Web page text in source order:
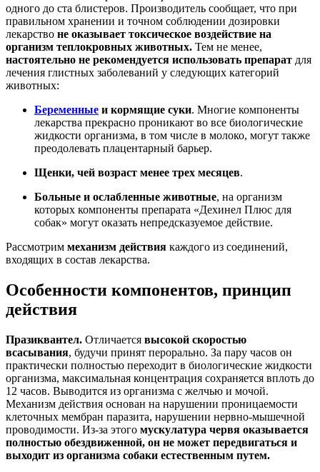
одного до ста блистеров. Производитель сообщает, что при
правильном хранении и точном соблюдении дозировки
лекарство не оказывает токсическое воздействие на
организм теплокровных животных. Тем не менее,
настоятельно не рекомендуется использовать препарат для
лечения глистных заболеваний у следующих категорий
животных:
Беременные и кормящие суки. Многие компоненты
лекарства прекрасно проникают во все биологические
жидкости организма, в том числе в молоко, могут также
преодолевать плацентарный барьер.
Щенки, чей возраст менее трех месяцев.
Больные и ослабленные животные, на организм
которых компоненты препарата «Дехинел Плюс для
собак» могут оказать непредсказуемое действие.
Рассмотрим механизм действия каждого из соединений,
входящих в состав лекарства.
Особенности компонентов, принцип
действия
Празиквантел. Отличается высокой скоростью
всасывания, будучи принят перорально. За пару часов он
практически полностью переходит в биологические жидкости
организма, максимальная концентрация сохраняется вплоть до
12 часов. Выводится из организма с желчью и мочой.
Механизм действия основан на нарушении проницаемости
клеточных мембран паразита, нарушении нервно-мышечной
проводимости. Из-за этого мускулатура червя оказывается
полностью обездвиженной, он не может передвигаться и
выходит из организма собаки естественным путем.